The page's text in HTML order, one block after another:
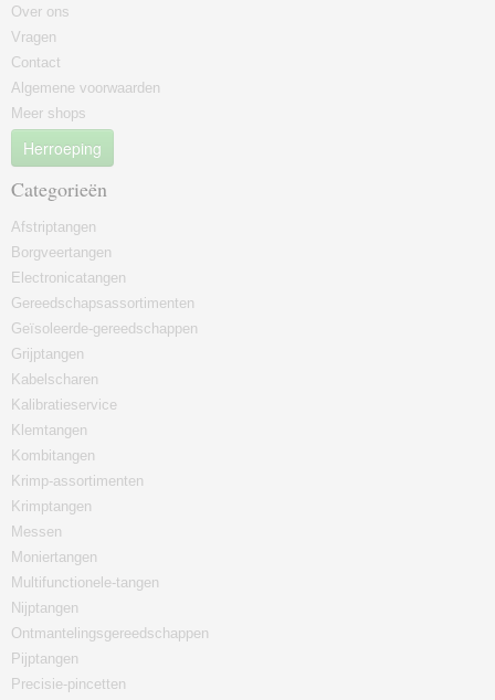
Over ons
Vragen
Contact
Algemene voorwaarden
Meer shops
Herroeping
Categorieën
Afstriptangen
Borgveertangen
Electronicatangen
Gereedschapsassortimenten
Geïsoleerde-gereedschappen
Grijptangen
Kabelscharen
Kalibratieservice
Klemtangen
Kombitangen
Krimp-assortimenten
Krimptangen
Messen
Moniertangen
Multifunctionele-tangen
Nijptangen
Ontmantelingsgereedschappen
Pijptangen
Precisie-pincetten